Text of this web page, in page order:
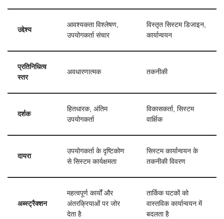
उद्देश्य
आवश्यकता विश्लेषण,
उपयोगकर्ता संचार
विस्तृत सिस्टम डिजाइन,
कार्यान्वयन
प्रतिनिधित्व
स्तर
अवधारणात्मक तकनीकी
दर्शक
हितधारक, अंतिम
उपयोगकर्ता
विकासकर्ता, सिस्टम
वार्क्षिक
दायरा
उपयोगकर्ता के दृष्टिकोण
से सिस्टम कार्यक्षमता
सिस्टम कार्यान्वयन के
तकनीकी विवरण
अब्स्ट्रैक्शन
महत्वपूर्ण कार्यों और
अंतरक्रियाओं पर जोर
देता है
तार्किक घटकों को
वास्तविक कार्यान्वयन में
बदलता है